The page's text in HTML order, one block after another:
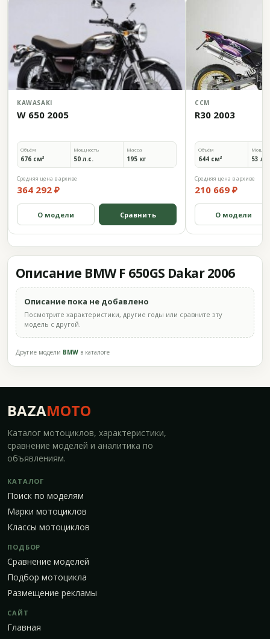
KAWASAKI
W 650 2005
Объём
676 см³
Мощность
50 л.с.
Масса
195 кг
Средняя цена в архиве
364 292 ₽
О модели Сравнить
CCM
R30 2003
Объём
644 см³ 53
Средняя цена в архиве
210 669 ₽
О модели
Описание BMW F 650GS Dakar 2006
Описание пока не добавлено
Посмотрите характеристики, другие годы или сравните эту
модель с другой.
Другие модели BMW в каталоге
BAZAMOTO
Каталог мотоциклов, характеристики,
сравнение моделей и аналитика по
объявлениям.
КАТАЛОГ
Поиск по моделям
Марки мотоциклов
Классы мотоциклов
ПОДБОР
Сравнение моделей
Подбор мотоцикла
Размещение рекламы
САЙТ
Главная